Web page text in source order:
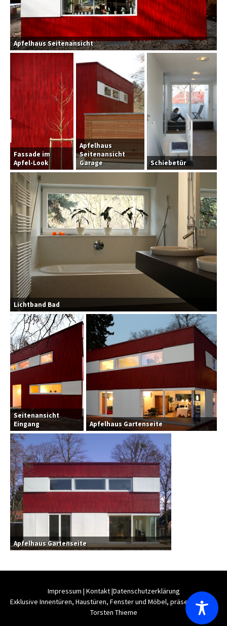
Apfelhaus Seitenansicht
Fassade im
Apfel-Look
Apfelhaus
Seitenansicht
Garage
Schiebetür
Lichtband Bad
Seitenansicht
Eingang
Apfelhaus Gartenseite
Apfelhaus Gartenseite
Impressum | Kontakt|Datenschutzerklärung
Exklusive Innentüren, Haustüren, Fenster und Möbel, präsentiert von
Torsten Thieme